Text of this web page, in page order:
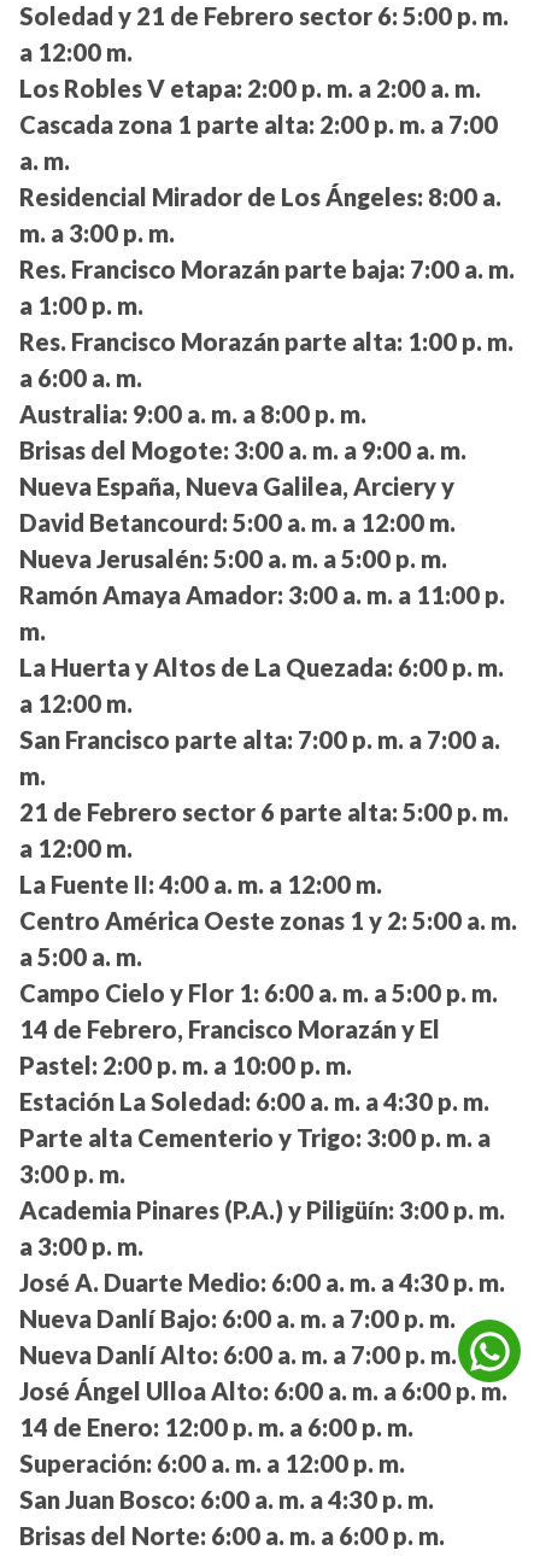
Soledad y 21 de Febrero sector 6: 5:00 p. m.
a 12:00 m.
Los Robles V etapa: 2:00 p. m. a 2:00 a. m.
Cascada zona 1 parte alta: 2:00 p. m. a 7:00
a. m.
Residencial Mirador de Los Ángeles: 8:00 a.
m. a 3:00 p. m.
Res. Francisco Morazán parte baja: 7:00 a. m.
a 1:00 p. m.
Res. Francisco Morazán parte alta: 1:00 p. m.
a 6:00 a. m.
Australia: 9:00 a. m. a 8:00 p. m.
Brisas del Mogote: 3:00 a. m. a 9:00 a. m.
Nueva España, Nueva Galilea, Arciery y
David Betancourd: 5:00 a. m. a 12:00 m.
Nueva Jerusalén: 5:00 a. m. a 5:00 p. m.
Ramón Amaya Amador: 3:00 a. m. a 11:00 p.
m.
La Huerta y Altos de La Quezada: 6:00 p. m.
a 12:00 m.
San Francisco parte alta: 7:00 p. m. a 7:00 a.
m.
21 de Febrero sector 6 parte alta: 5:00 p. m.
a 12:00 m.
La Fuente II: 4:00 a. m. a 12:00 m.
Centro América Oeste zonas 1 y 2: 5:00 a. m.
a 5:00 a. m.
Campo Cielo y Flor 1: 6:00 a. m. a 5:00 p. m.
14 de Febrero, Francisco Morazán y El
Pastel: 2:00 p. m. a 10:00 p. m.
Estación La Soledad: 6:00 a. m. a 4:30 p. m.
Parte alta Cementerio y Trigo: 3:00 p. m. a
3:00 p. m.
Academia Pinares (P.A.) y Piligüín: 3:00 p. m.
a 3:00 p. m.
José A. Duarte Medio: 6:00 a. m. a 4:30 p. m.
Nueva Danlí Bajo: 6:00 a. m. a 7:00 p. m.
Nueva Danlí Alto: 6:00 a. m. a 7:00 p. m.
José Ángel Ulloa Alto: 6:00 a. m. a 6:00 p. m.
14 de Enero: 12:00 p. m. a 6:00 p. m.
Superación: 6:00 a. m. a 12:00 p. m.
San Juan Bosco: 6:00 a. m. a 4:30 p. m.
Brisas del Norte: 6:00 a. m. a 6:00 p. m.